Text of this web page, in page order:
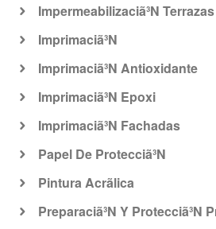
Impermeabilizaciã³N Terrazas
Imprimaciã³N
Imprimaciã³N Antioxidante
Imprimaciã³N Epoxi
Imprimaciã³N Fachadas
Papel De Protecciã³N
Pintura Acrã­lica
Preparaciã³N Y Protecciã³N